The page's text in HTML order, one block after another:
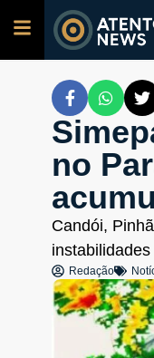
no
Candói,
Redação